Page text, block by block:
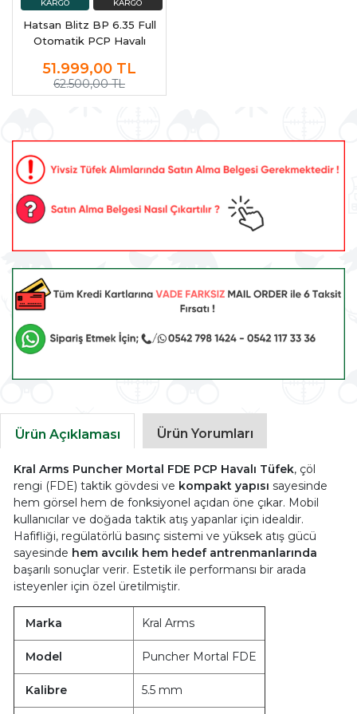
Hatsan Blitz BP 6.35 Full
Otomatik PCP Havalı
51.999,00 TL
62.500,00 TL
Ürün Açıklaması Ürün Yorumları
Kral Arms Puncher Mortal FDE PCP Havalı Tüfek, çöl
rengi (FDE) taktik gövdesi ve kompakt yapısı sayesinde
hem görsel hem de fonksiyonel açıdan öne çıkar. Mobil
kullanıcılar ve doğada taktik atış yapanlar için idealdir.
Hafifliği, regülatörlü basınç sistemi ve yüksek atış gücü
sayesinde hem avcılık hem hedef antrenmanlarında
başarılı sonuçlar verir. Estetik ile performansı bir arada
isteyenler için özel üretilmiştir.
Marka Kral Arms
Model Puncher Mortal FDE
Kalibre 5.5 mm